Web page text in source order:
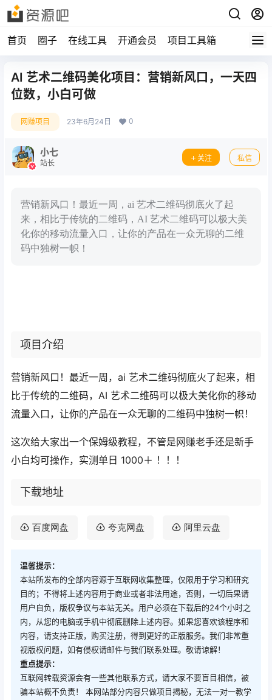
首页 圈子 在线工具 开通会员 项目工具箱
AI 艺术二维码美化项目：营销新风口，一天四
位数，小白可做
网赚项目 23年6月24日 0
小七
站长
关注 私信
营销新风口！最近一周，ai 艺术二维码彻底火了起
来，相比于传统的二维码，AI 艺术二维码可以极大美
化你的移动流量入口，让你的产品在一众无聊的二维
码中独树一帜！
项目介绍
营销新风口！最近一周，ai 艺术二维码彻底火了起来，相
比于传统的二维码，AI 艺术二维码可以极大美化你的移动
流量入口，让你的产品在一众无聊的二维码中独树一帜！
这次给大家出一个保姆级教程，不管是网赚老手还是新手
小白均可操作，实测单日 1000＋ ！！！
下载地址
百度网盘 夸克网盘 阿里云盘
温馨提示：
本站所发布的全部内容源于互联网收集整理，仅限用于学习和研究
目的；不得将上述内容用于商业或者非法用途，否则，一切后果请
用户自负，版权争议与本站无关。用户必须在下载后的24个小时之
内，从您的电脑或手机中彻底删除上述内容。如果您喜欢该程序和
内容，请支持正版，购买注册，得到更好的正版服务。我们非常重
视版权问题，如有侵权请邮件与我们联系处理。敬请谅解！
重点提示：
互联网转载资源会有一些其他联系方式，请大家不要盲目相信，被
骗本站概不负责！ 本网站部分内容只做项目揭秘，无法一对一教学